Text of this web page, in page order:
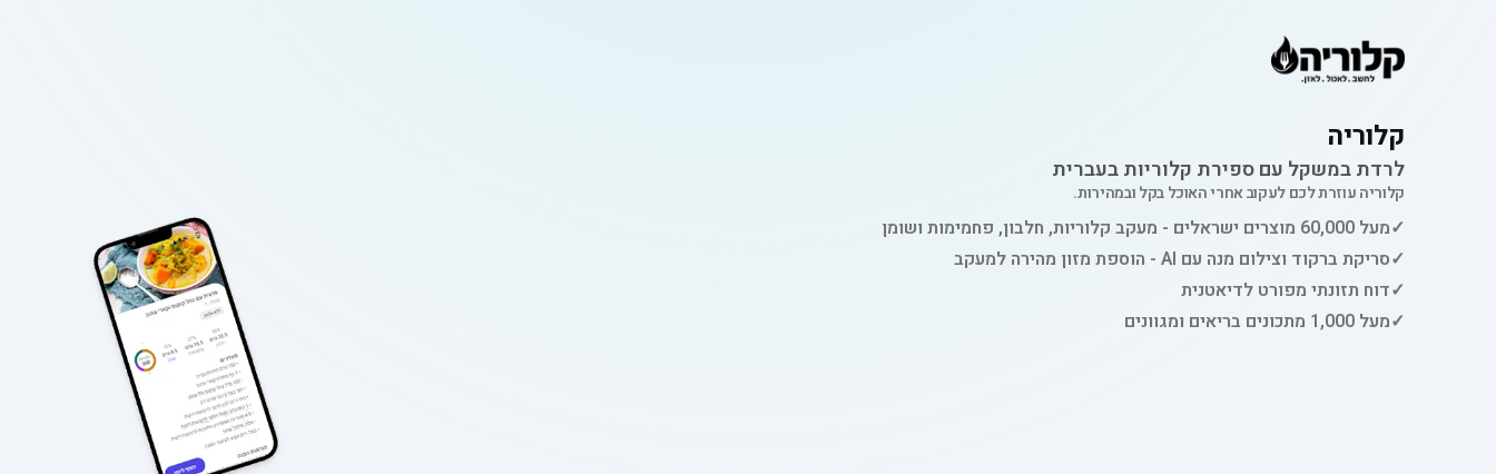
קלוריה
לרדת במשקל עם ספירת קלוריות בעברית
קלוריה עוזרת לכם לעקוב אחרי האוכל בקל ובמהירות.
✓מעל 60,000 מוצרים ישראלים - מעקב קלוריות, חלבון, פחמימות ושומן
✓סריקת ברקוד וצילום מנה עם AI - הוספת מזון מהירה למעקב
✓דוח תזונתי מפורט לדיאטנית
✓מעל 1,000 מתכונים בריאים ומגוונים